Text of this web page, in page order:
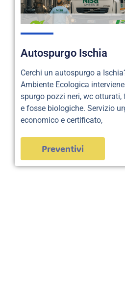
Autospurgo Ischia
Cerchi un autospurgo a
Ambiente Ecologica
spurgo pozzi neri, wc otturati,
e fosse biologiche. Servizio
economico e certificato,
Preventivi